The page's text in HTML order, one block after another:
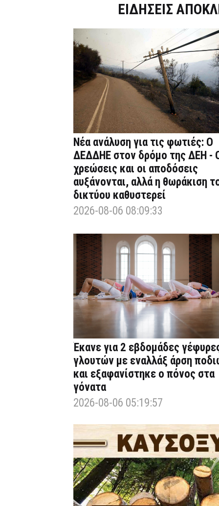
ΕΙΔΗΣΕΙΣ
Νέα ανάλυση για τις φωτιές: Ο
ΔΕΔΔΗΕ στον δρόμο της ΔΕΗ -
χρεώσεις και οι αποδόσεις
αυξάνονται, αλλά η θωράκιση
δικτύου καθυστερεί
2026-08-06 08:09:33
Έκανε για 2 εβδομάδες
γλουτών με εναλλάξ άρση
και εξαφανίστηκε ο πόνος στα
γόνατα
2026-08-06 05:19:57